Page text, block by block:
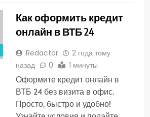
Как оформить кредит
онлайн в ВТБ 24
Redactor
2 года тому
назад
0 1 минуты
Оформите кредит онлайн в
ВТБ 24 без визита в офис.
Просто, быстро и удобно!